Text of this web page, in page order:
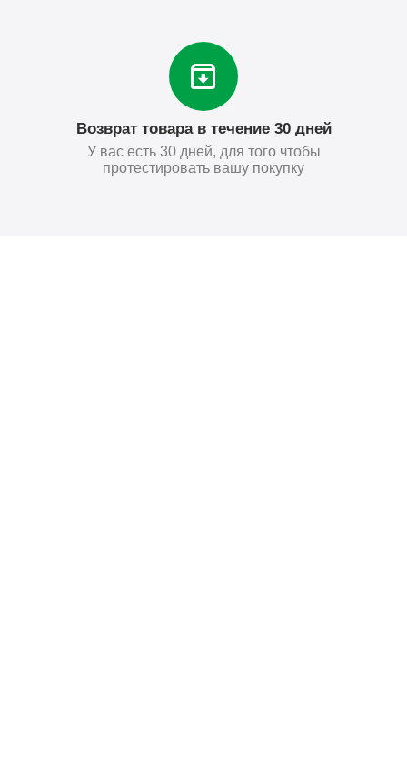
Возврат товара в течение 30 дней
У вас есть 30 дней, для того чтобы
протестировать вашу покупку